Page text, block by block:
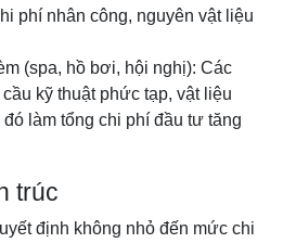
phí nhân công, nguyên vật liệu
(spa, hồ bơi, hội nghị): Các
kỹ thuật phức tạp, vật liệu
làm tổng chi phí đầu tư tăng
trúc
định không nhỏ đến mức chi